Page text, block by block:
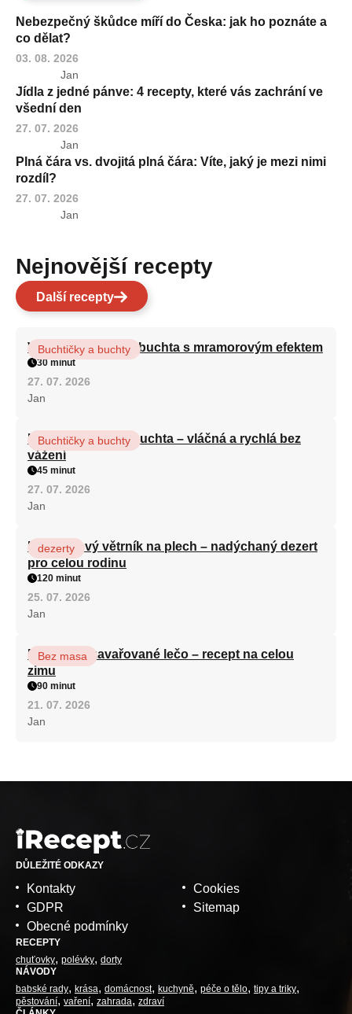
Nebezpečný škůdce míří do Česka: jak ho poznáte a
co dělat?
03. 08. 2026
Jan
Jídla z jedné pánve: 4 recepty, které vás zachrání ve
všední den
27. 07. 2026
Jan
Plná čára vs. dvojitá plná čára: Víte, jaký je mezi nimi
rozdíl?
27. 07. 2026
Jan
Nejnovější recepty
Další recepty
Vláčná olejová litá buchta s mramorovým efektem
Buchtičky a buchty
30 minut
27. 07. 2026
Jan
Hrnková maková buchta – vláčná a rychlá bez
vážení
Buchtičky a buchty
45 minut
27. 07. 2026
Jan
Karamelový větrník na plech – nadýchaný dezert
pro celou rodinu
dezerty
120 minut
25. 07. 2026
Jan
Babiččino zavařované lečo – recept na celou
zimu
Bez masa
90 minut
21. 07. 2026
Jan
DŮLEŽITÉ ODKAZY
Kontakty
GDPR
Obecné podmínky
Cookies
Sitemap
RECEPTY
chuťovky polévky dorty
NÁVODY
babské rady
krása domácnost kuchyně péče o tělo tipy a triky
pěstování vaření zahrada zdraví